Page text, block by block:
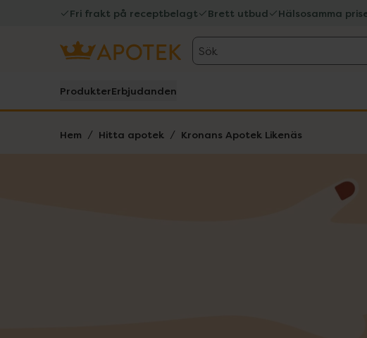
Fri frakt på receptbelagt Brett utbud Hälsosamma
Sök
ProdukterErbjudanden
Hem Hitta apotek Kronans Apotek Likenäs